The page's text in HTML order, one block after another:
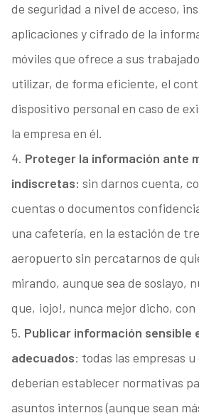
de seguridad a nivel de acceso,
aplicaciones y cifrado de la
móviles que ofrece a sus
utilizar, de forma eficiente, el
dispositivo personal en caso de
la empresa en él.
4. Proteger la información ante
indiscretas: sin darnos cuenta,
cuentas o documentos
una cafetería, en la estación de
aeropuerto sin percatarnos de
mirando, aunque sea de soslayo,
que, ¡ojo!, nunca mejor dicho,
5. Publicar información sensible
adecuados: todas las empresas
deberían establecer normativas
asuntos internos (aunque sean